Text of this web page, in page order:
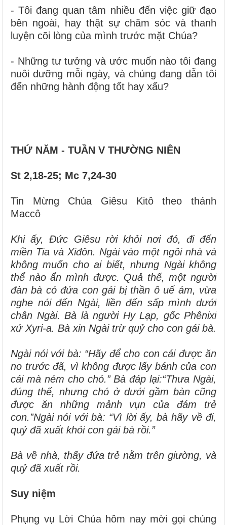
- Tôi đang quan tâm nhiều đến việc giữ đạo
bên ngoài, hay thật sự chăm sóc và thanh
luyện cõi lòng của mình trước mặt Chúa?
- Những tư tưởng và ước muốn nào tôi đang
nuôi dưỡng mỗi ngày, và chúng đang dẫn tôi
đến những hành động tốt hay xấu?
THỨ NĂM - TUẦN V THƯỜNG NIÊN
St 2,18-25; Mc 7,24-30
Tin Mừng Chúa Giêsu Kitô theo thánh
Maccô
Khi ấy, Đức Giêsu rời khỏi nơi đó, đi đến
miền Tia và Xiđôn. Ngài vào một ngôi nhà và
không muốn cho ai biết, nhưng Ngài không
thể nào ẩn mình được. Quả thế, một người
đàn bà có đứa con gái bị thần ô uế ám, vừa
nghe nói đến Ngài, liền đến sấp mình dưới
chân Ngài. Bà là người Hy Lạp, gốc Phênixi
xứ Xyri-a. Bà xin Ngài trừ quỷ cho con gái bà.
Ngài nói với bà: “Hãy để cho con cái được ăn
no trước đã, vì không được lấy bánh của con
cái mà ném cho chó.” Bà đáp lại:“Thưa Ngài,
đúng thế, nhưng chó ở dưới gầm bàn cũng
được ăn những mảnh vụn của đám trẻ
con.”Ngài nói với bà: “Vì lời ấy, bà hãy về đi,
quỷ đã xuất khỏi con gái bà rồi.”
Bà về nhà, thấy đứa trẻ nằm trên giường, và
quỷ đã xuất rồi.
Suy niệm
Phụng vụ Lời Chúa hôm nay mời gọi chúng